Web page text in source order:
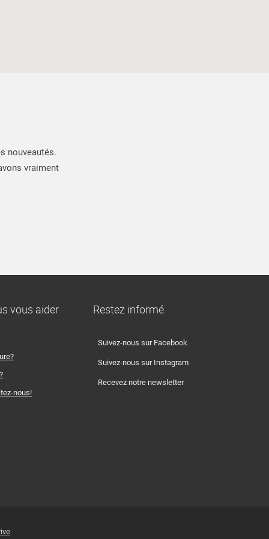
nouveautés.
vraiment
vous aider
nous!
Restez informé
Suivez-nous sur Facebook
Suivez-nous sur Instagram
Recevez notre newsletter